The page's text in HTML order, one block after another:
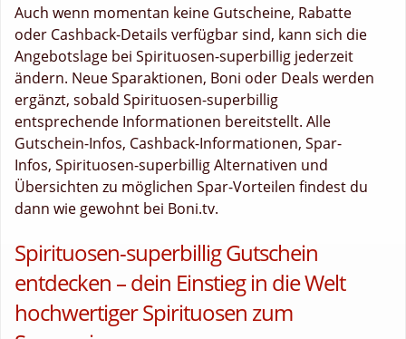
Auch wenn momentan keine Gutscheine, Rabatte
oder Cashback-Details verfügbar sind, kann sich die
Angebotslage bei Spirituosen-superbillig jederzeit
ändern. Neue Sparaktionen, Boni oder Deals werden
ergänzt, sobald Spirituosen-superbillig
entsprechende Informationen bereitstellt. Alle
Gutschein-Infos, Cashback-Informationen, Spar-
Infos, Spirituosen-superbillig Alternativen und
Übersichten zu möglichen Spar-Vorteilen findest du
dann wie gewohnt bei Boni.tv.
Spirituosen-superbillig Gutschein
entdecken – dein Einstieg in die Welt
hochwertiger Spirituosen zum